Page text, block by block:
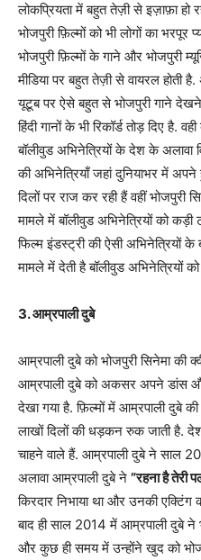
लोकप्रियता में बहुत तेज़ी से इज़ाफ़ा हो
भोजपुरी फ़िल्मों को भी लोगों का भरपूर
भोजपुरी फ़िल्मों के गाने और भोजपुरी
मीडिया पर बहुत तेज़ी से वायरल होती
यूटूब पर ऐसे बहुत से भोजपुरी गाने
हिंदी गानों के भी रिकॉर्ड तोड़ दिए है.
बॉलीवुड अभिनेत्रियों के देश के अलावा
की अभिनेत्रियाँ जहां दुनियाभर में
दिलों पर राज कर रही हैं वहीं भोजपुरी
मामले में बॉलीवुड अभिनेत्रियों को
फिल्म इंडस्ट्री की ऐसी अभिनेत्रियों
मामले में देती है बॉलीवुड अभिनेत्रियों
3. आम्रपाली दुबे
आम्रपाली दुबे को भोजपुरी सिनेमा की
आम्रपाली दुबे को अकसर अपने डांस
देखा गया है. फ़िल्मों में आम्रपाली
लाखों दिलों की धड़कन रुक जाती है.
चाहने वाले हैं. आम्रपाली दुबे ने साल
अलावा आम्रपाली दुबे ने ”रहना है तेरी
किरदार निभाया था और उनकी
बाद ही साल 2014 में आम्रपाली दुबे ने
और कुछ ही समय में उन्होंने खुद को